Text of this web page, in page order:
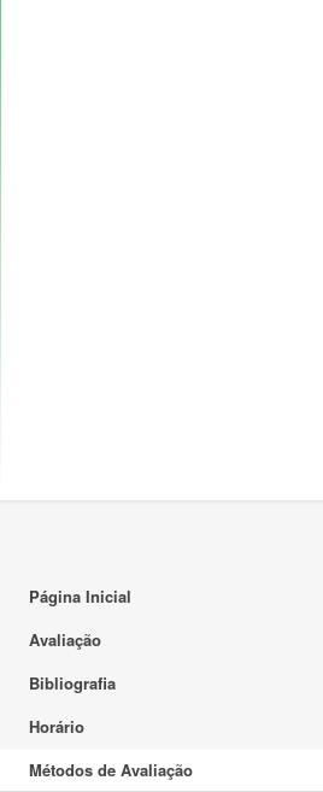
Página Inicial
Avaliação
Bibliografia
Horário
Métodos de Avaliação